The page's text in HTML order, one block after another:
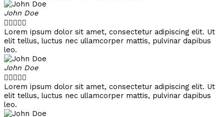
John Doe

Lorem ipsum dolor sit amet, consectetur adipiscing elit. Ut
elit tellus, luctus nec ullamcorper mattis, pulvinar dapibus
leo.
John Doe

Lorem ipsum dolor sit amet, consectetur adipiscing elit. Ut
elit tellus, luctus nec ullamcorper mattis, pulvinar dapibus
leo.